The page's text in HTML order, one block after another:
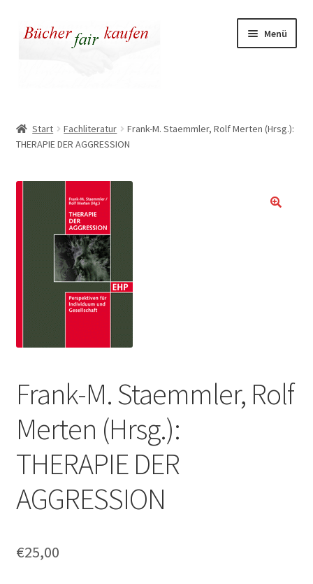
Zur
Navigation
Zum
Inhalt
Menü
Kasse
Warenkorb
Warum fair kaufen
Start Fachliteratur
Frank-M. Staemmler, Rolf Merten (Hrsg.):
THERAPIE DER AGGRESSION
Frank-M. Staemmler, Rolf
Merten (Hrsg.):
THERAPIE DER
AGGRESSION
€25,00